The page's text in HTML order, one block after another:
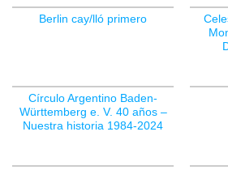
Berlin cay/lló primero
Círculo Argentino Baden-
Württemberg e. V. 40 años –
Nuestra historia 1984-2024